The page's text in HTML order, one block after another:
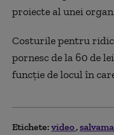
proiecte al unei
Costurile pentru
pornesc de la 60 de
funcţie de locul în
Etichete: video